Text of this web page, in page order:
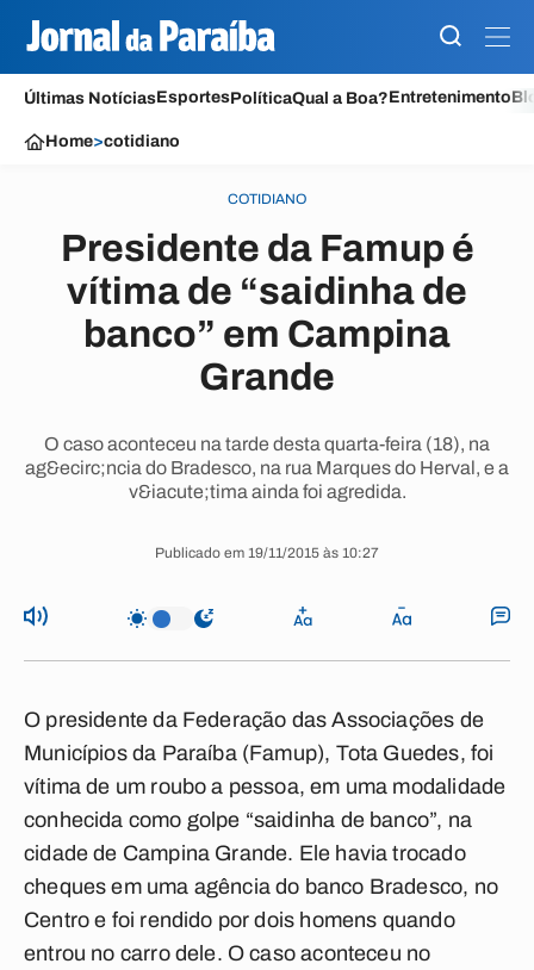
Últimas NotíciasEsportesPolíticaQual a Boa?Entretenimento
Home>cotidiano
COTIDIANO
Presidente da Famup é
vítima de “saidinha de
banco” em Campina
Grande
O caso aconteceu na tarde desta quarta-feira (18), na
ag&ecirc;ncia do Bradesco, na rua Marques do Herval, e a
v&iacute;tima ainda foi agredida.
Publicado em 19/11/2015 às 10:27
O presidente da Federação das Associações de
Municípios da Paraíba (Famup), Tota Guedes, foi
vítima de um roubo a pessoa, em uma modalidade
conhecida como golpe “saidinha de banco”, na
cidade de Campina Grande. Ele havia trocado
cheques em uma agência do banco Bradesco, no
Centro e foi rendido por dois homens quando
entrou no carro dele. O caso aconteceu no